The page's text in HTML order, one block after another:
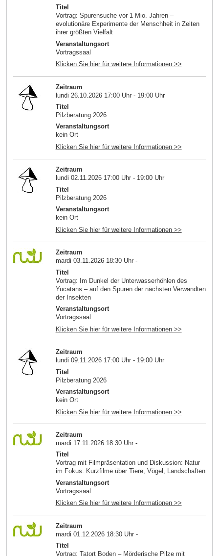
Titel
Vortrag: Spurensuche vor 1 Mio. Jahren –
evolutionäre Experimente der Menschheit in Zeiten
ihrer größten Vielfalt
Veranstaltungsort
Vortragssaal
Klicken Sie hier für weitere Informationen >>
Zeitraum
lundi 26.10.2026 17:00 Uhr - 19:00 Uhr
Titel
Pilzberatung 2026
Veranstaltungsort
kein Ort
Klicken Sie hier für weitere Informationen >>
Zeitraum
lundi 02.11.2026 17:00 Uhr - 19:00 Uhr
Titel
Pilzberatung 2026
Veranstaltungsort
kein Ort
Klicken Sie hier für weitere Informationen >>
Zeitraum
mardi 03.11.2026 18:30 Uhr -
Titel
Vortrag: Im Dunkel der Unterwasserhöhlen des
Yucatans – auf den Spuren der nächsten Verwandten
der Insekten
Veranstaltungsort
Vortragssaal
Klicken Sie hier für weitere Informationen >>
Zeitraum
lundi 09.11.2026 17:00 Uhr - 19:00 Uhr
Titel
Pilzberatung 2026
Veranstaltungsort
kein Ort
Klicken Sie hier für weitere Informationen >>
Zeitraum
mardi 17.11.2026 18:30 Uhr -
Titel
Vortrag mit Filmpräsentation und Diskussion: Natur
im Fokus: Kurzfilme über Tiere, Vögel, Landschaften
Veranstaltungsort
Vortragssaal
Klicken Sie hier für weitere Informationen >>
Zeitraum
mardi 01.12.2026 18:30 Uhr -
Titel
Vortrag: Tatort Boden – Mörderische Pilze mit